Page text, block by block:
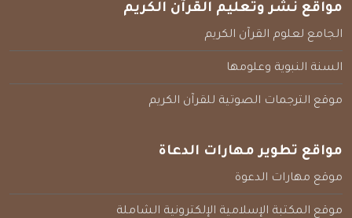
مواقع نشر وتعليم القرآن الكريم
الجامع لعلوم القرآن الكريم
السنة النبوية وعلومها
موقع الترجمات الصوتية للقرآن الكريم
مواقع تطوير مهارات الدعاة
موقع مهارات الدعوة
موقع المكتبة الإسلامية الإلكترونية الشاملة